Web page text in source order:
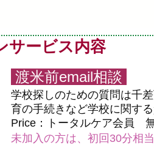
サービス内容
渡米前email相談
学校探しのための質問は千
育の手続きなど学校に関す
Price：トータルケア会
未加入の方は、初回30分相